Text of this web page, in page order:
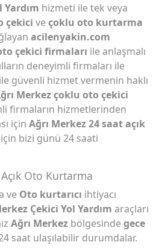
Yardım hizmeti ile tek veya
çekici veçoklu oto kurtarma
acilenyakin.com
çekici firmaları ile anlaşmalı
deneyimli firmaları ile
güvenli hizmet vermenin haklı
Merkez çoklu oto çekici
firmaların hizmetlerinden
için Ağrı Merkez 24 saat açık
bizi günü 24 saati
Oto Kurtarma
ve Oto kurtarıcı ihtiyacı
Çekici Yol Yardım araçları
Ağrı Merkez bölgesindegece
saat ulaşılabilir durumdalar.